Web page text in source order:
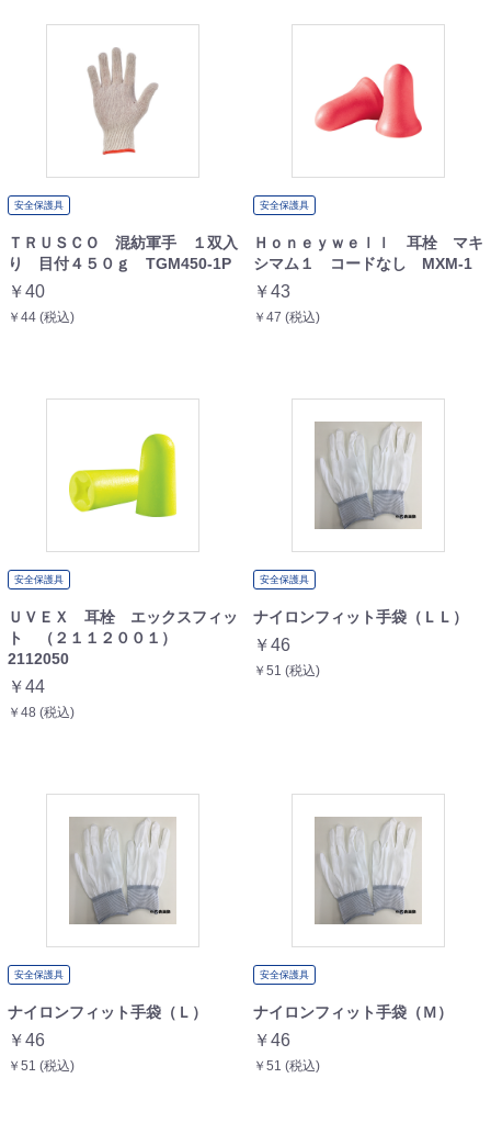
安全保護具
ＴＲＵＳＣＯ 混紡軍手 １双入
り 目付４５０ｇ TGM450-1P
￥40
￥44 (税込)
安全保護具
Ｈｏｎｅｙｗｅｌｌ 耳栓 マキ
シマム１ コードなし MXM-1
￥43
￥47 (税込)
安全保護具
ＵＶＥＸ 耳栓 エックスフィッ
ト （２１１２００１）
2112050
￥44
￥48 (税込)
安全保護具
ナイロンフィット手袋（ＬＬ）
￥46
￥51 (税込)
安全保護具
ナイロンフィット手袋（Ｌ）
￥46
￥51 (税込)
安全保護具
ナイロンフィット手袋（Ｍ）
￥46
￥51 (税込)